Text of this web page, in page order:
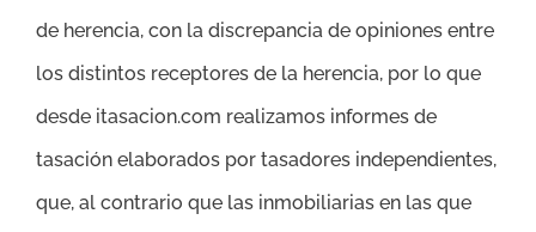
de herencia, con la discrepancia de opiniones entre
los distintos receptores de la herencia, por lo que
desde itasacion.com realizamos informes de
tasación elaborados por tasadores independientes,
que, al contrario que las inmobiliarias en las que